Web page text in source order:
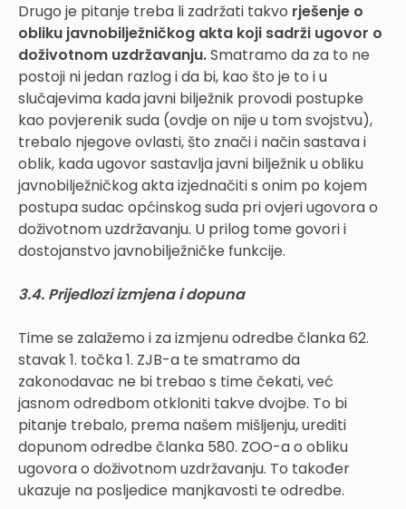
Drugo je pitanje treba li zadržati takvo rješenje o
obliku javnobilježničkog akta koji sadrži ugovor o
doživotnom uzdržavanju.Smatramo da za to ne
postoji ni jedan razlog i da bi, kao što je to i u
slučajevima kada javni bilježnik provodi postupke
kao povjerenik suda (ovdje on nije u tom svojstvu),
trebalo njegove ovlasti, što znači i način sastava i
oblik, kada ugovor sastavlja javni bilježnik u obliku
javnobilježničkog akta izjednačiti s onim po kojem
postupa sudac općinskog suda pri ovjeri ugovora o
doživotnom uzdržavanju. U prilog tome govori i
dostojanstvo javnobilježničke funkcije.
3.4. Prijedlozi izmjena i dopuna
Time se zalažemo i za izmjenu odredbe članka 62.
stavak 1. točka 1. ZJB-a te smatramo da
zakonodavac ne bi trebao s time čekati, već
jasnom odredbom otkloniti takve dvojbe. To bi
pitanje trebalo, prema našem mišljenju, urediti
dopunom odredbe članka 580. ZOO-a o obliku
ugovora o doživotnom uzdržavanju. To također
ukazuje na posljedice manjkavosti te odredbe.